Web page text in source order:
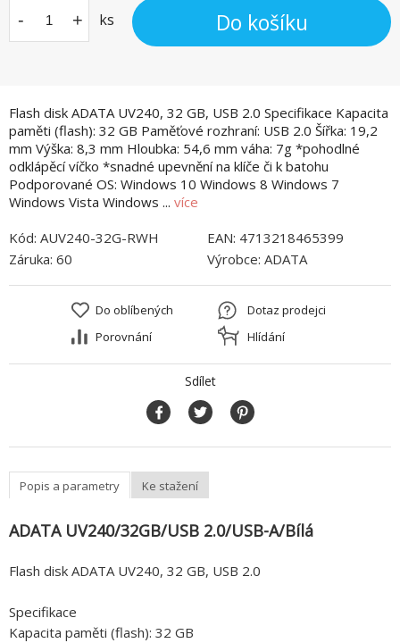
Flash disk ADATA UV240, 32 GB, USB 2.0 Specifikace Kapacita
paměti (flash): 32 GB Paměťové rozhraní: USB 2.0 Šířka: 19,2
mm Výška: 8,3 mm Hloubka: 54,6 mm váha: 7g *pohodlné
odklápěcí víčko *snadné upevnění na klíče či k batohu
Podporované OS: Windows 10 Windows 8 Windows 7
Windows Vista Windows ... více
- + ks Do košíku
Kód: AUV240-32G-RWH EAN: 4713218465399
Záruka: 60 Výrobce: ADATA
Do oblíbených
Porovnání
Dotaz prodejci
Hlídání
Sdílet
Popis a parametry Ke stažení
ADATA UV240/32GB/USB 2.0/USB-A/Bílá
Flash disk ADATA UV240, 32 GB, USB 2.0
Specifikace
Kapacita paměti (flash): 32 GB